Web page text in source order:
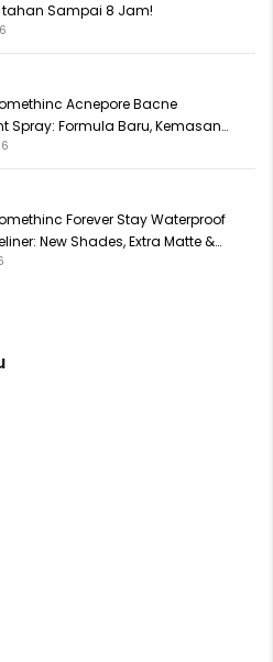
tahan Sampai 8 Jam!
Acnepore Bacne
Spray: Formula Baru, Kemasan
Ampuh!
Forever Stay Waterproof
New Shades, Extra Matte &